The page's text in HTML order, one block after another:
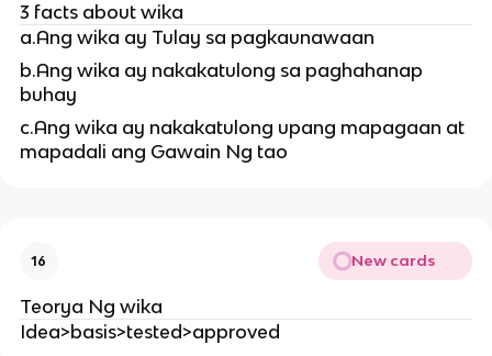
3 facts about wika
a.Ang wika ay Tulay sa pagkaunawaan
b.Ang wika ay nakakatulong sa paghahanap
buhay
c.Ang wika ay nakakatulong upang mapagaan at
mapadali ang Gawain Ng tao
16 New cards
Teorya Ng wika
Idea>basis>tested>approved